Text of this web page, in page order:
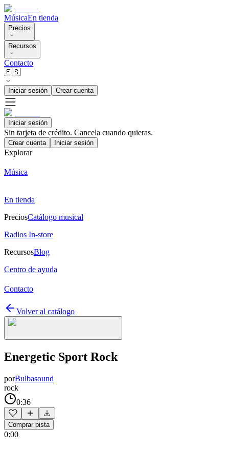
MúsicaEn tienda
Precios
Recursos
Contacto
🇪🇸
Iniciar sesión Crear cuenta
Iniciar sesión
Sin tarjeta de crédito. Cancela cuando quieras.
Crear cuenta Iniciar sesión
Explorar
Música
En tienda
PreciosCatálogo musical
Radios In-store
RecursosBlog
Centro de ayuda
Contacto
Volver al catálogo
Energetic Sport Rock
porBulbasound
rock
0:36
Comprar pista
0:00